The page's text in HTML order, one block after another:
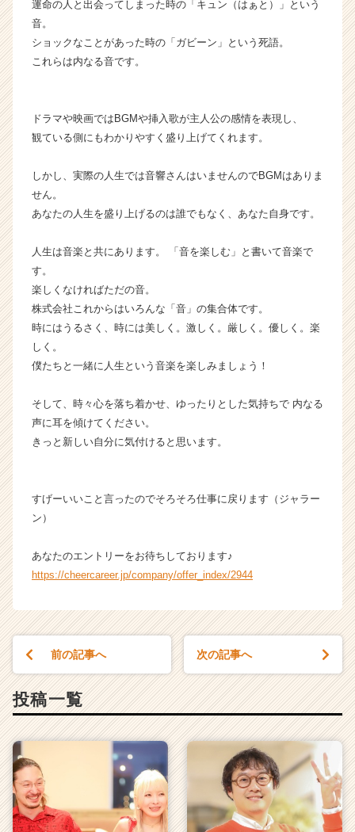
e
C
a
r）
運命の人と出会ってしまった時の「キュン（はぁと）」という
音。
ショックなことがあった時の「ガビーン」という死語。
これらは内なる音です。
ドラマや映画ではBGMや挿入歌が主人公の感情を表現し、
観ている側にもわかりやすく盛り上げてくれます。
しかし、実際の人生では音響さんはいませんのでBGMはありま
せん。
あなたの人生を盛り上げるのは誰でもなく、あなた自身です。
人生は音楽と共にあります。 「音を楽しむ」と書いて音楽で
す。
楽しくなければただの音。
株式会社これからはいろんな「音」の集合体です。
時にはうるさく、時には美しく。激しく。厳しく。優しく。楽
しく。
僕たちと一緒に人生という音楽を楽しみましょう！
そして、時々心を落ち着かせ、ゆったりとした気持ちで 内なる
声に耳を傾けてください。
きっと新しい自分に気付けると思います。
すげーいいこと言ったのでそろそろ仕事に戻ります（ジャラー
ン）
あなたのエントリーをお待ちしております♪
https://cheercareer.jp/company/offer_index/2944
前の記事へ 次の記事へ
投稿一覧